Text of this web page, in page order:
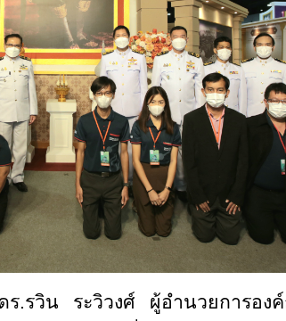
รวิน ระวิวงศ์ ผู้อำนวยการอง